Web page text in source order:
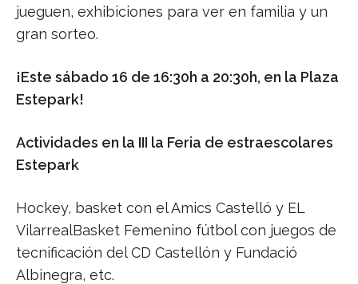
jueguen, exhibiciones para ver en familia y un
gran sorteo.
¡Este sábado 16 de 16:30h a 20:30h, en la Plaza
Estepark!
Actividades en la III la Feria de estraescolares
Estepark
Hockey, basket con el Amics Castelló y EL
VilarrealBasket Femenino fútbol con juegos de
tecnificación del CD Castellón y Fundació
Albinegra, etc.